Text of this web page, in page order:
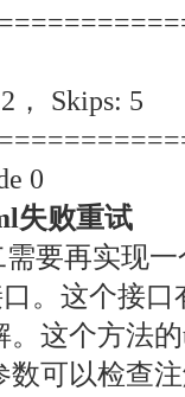
， Skips: 5
0
失败重试
要再实现一
。这个接口
这个方法
数可以检查